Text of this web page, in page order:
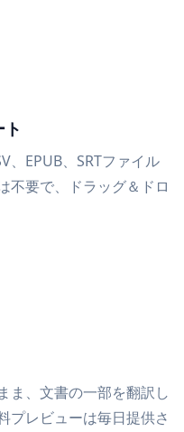
、EPUB、SRTファイル
不要で、ドラッグ＆ドロ
ま、文書の一部を翻訳し
プレビューは毎日提供さ